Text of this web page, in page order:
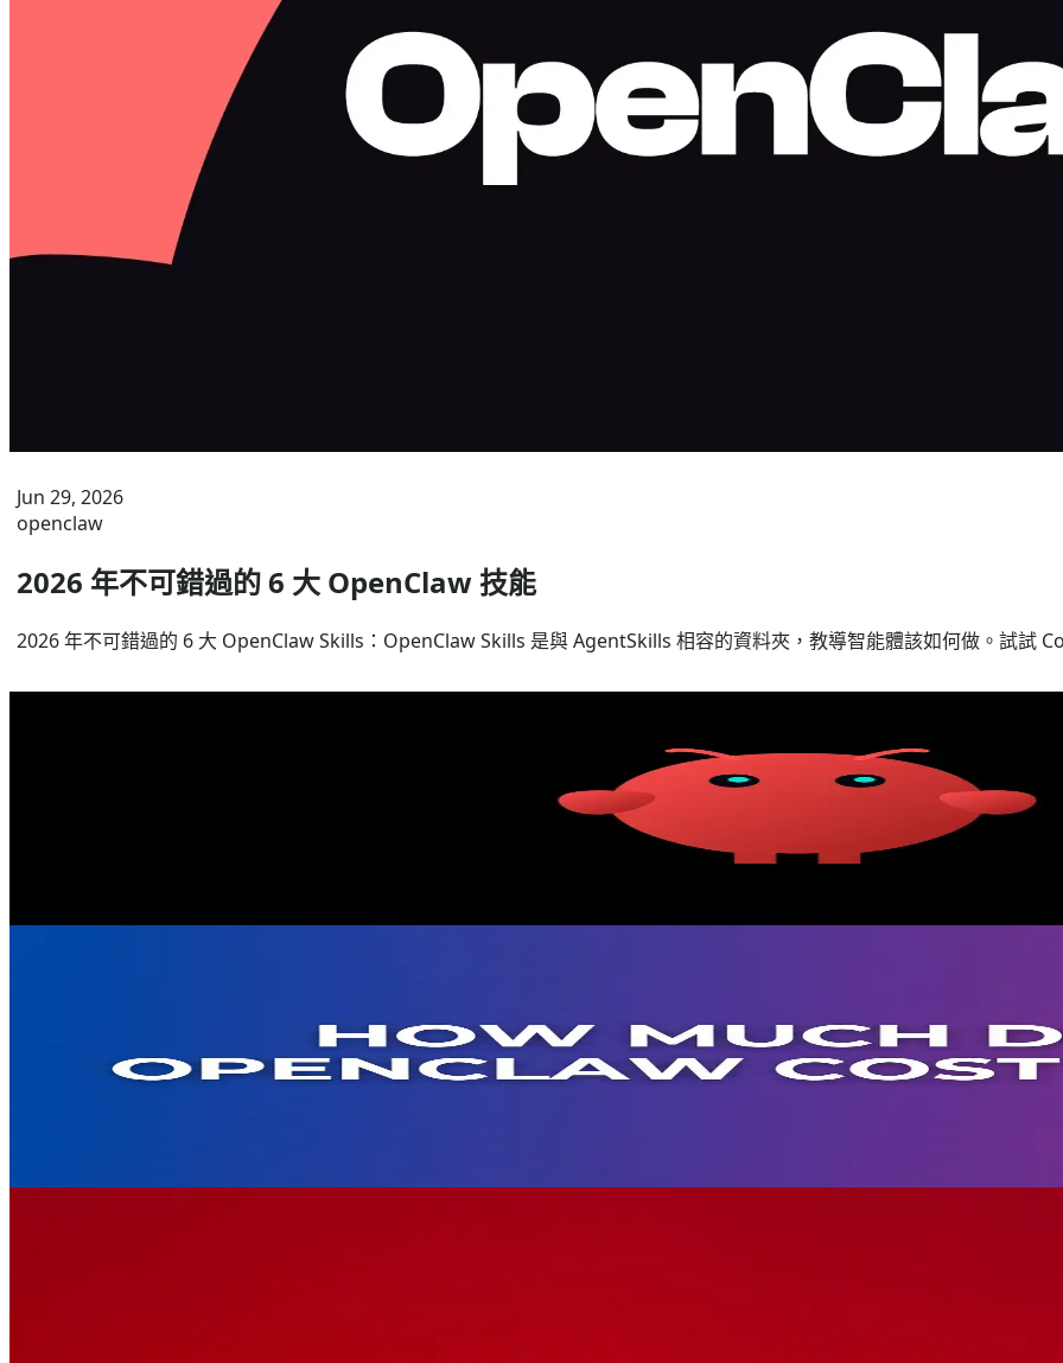
Jun 29, 2026
openclaw
2026 年不可錯過的 6 大 OpenClaw 技能
2026 年不可錯過的 6 大 OpenClaw Skills：OpenClaw Skills 是與 AgentSkills 相容的資料夾，教導智能體該如何做。試試
OpenClaw 在 2026 年要花多少錢？完整定價拆解